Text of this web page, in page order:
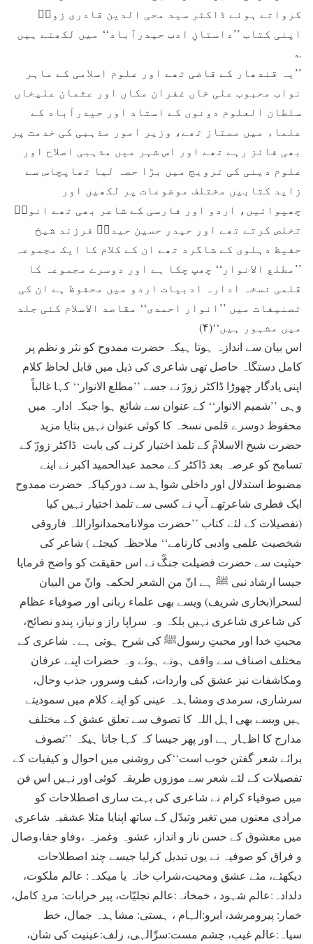
کرواتے ہوئے ڈاکٹر سید محی الدین قادری زورؔ
اپنی کتاب ’’داستانِ ادب حیدرآباد‘‘ میں لکھتے ہیں
؎
’’یہ قندھار کے قاضی تھے اور علوم اسلامی کے ماہر
نواب محبوب علی خاں غفران مکاں اور عثمان علیخاں
سلطان العلوم دونوں کے استاد اور حیدرآباد کے
علماء میں ممتاز تھے، وزیر امور مذہبی کی خدمت پر
بھی فائز رہے تھے اور اس شہر میں مذہبی اصلاح اور
علوم دینی کی ترویج میں بڑا حصہ لیا تھاپچاس سے
زاید کتابیں مختلف موضوعات پر لکھیں اور
چھپوائیں، اردو اور فارسی کے شاعر بھی تھے انورؔ
تخلص کرتے تھے اور حیدر حسین حیدرؔ فرزند شیخ
حفیظ دہلوی کے شاگرد تھے ان کے کلام کا ایک مجموعہ
’’مطلع الانوار‘‘ چھپ چکا ہے اور دوسرے مجموعہ کا
قلمی نسخہ ادارہ ادبیات اردو میں محفوظ ہے ان کی
تصنیفات میں ’’انوار احمدی‘‘ مقاصد الاسلام کئی جلد
میں مشہور ہیں‘‘(۴)
اس بیان سے اندازہ ہوتا ہیکہ حضرت ممدوح کو نثر و نظم پر
کامل دستگاہ حاصل تھی شاعری کی ذیل میں قابل لحاظ کلام
اپنی یادگار چھوڑا ڈاکٹر زورؔ نے جسے ’’مطلع الانوار‘‘ کہا غالباً
وہی ’’شمیم الانوار‘‘ کے عنوان سے شائع ہوا جبکہ ادارہ میں
محفوظ دوسرے قلمی نسخہ کا کوئی عنوان نہیں بتایا مزید
حضرت شیخ الاسلامؒ کے تلمذ اختیار کرنے کی بابت ڈاکٹر زورؔ کے
تسامح کو عرصہ بعد ڈاکٹر کے محمد عبدالحمید اکبر نے اپنے
مضبوط استدلال اور داخلی شواہد سے دورکیاکہ حضرت ممدوح
ایک فطری شاعرتھے آپ نے کسی سے تلمذ اختیار نہیں کیا
(تفصیلات کے لئے کتاب ’’حضرت مولانامحمدانواراللہ فاروقی
شخصیت علمی وادبی کارنامے‘‘ ملاحظہ کیجئے ) شاعر کی
حیثیت سے حضرت فضیلت جنگؒ نے اس حقیقت کو واضح فرمایا
جیسا ارشاد نبی ﷺ ہے انّ من الشعر لحکمۃ وانّ من البیان
لسحرا(بخاری شریف) ویسے بھی علماء ربانی اور صوفیاء عظام
کی شاعری شاعری نہیں بلکہ وہ سراپا راز و نیاز، پندو نصائح،
محبتِ خدا اور محبتِ رسولﷺ کی شرح ہوتی ہے۔ شاعری کے
مختلف اصناف سے واقف ہوتے ہوئے وہ حضرات اپنے عرفان
ومکاشفات نیز عشق کی واردات، کیف وسرور، جذب وحال،
سرشاری، سرمدی ومشاہدہ عینی کو اپنے کلام میں سمودیتے
ہیں ویسے بھی اہل اللہ کا تصوف سے تعلق عشق کے مختلف
مدارج کا اظہار ہے اور پھر جیسا کہ کہا جاتا ہیکہ ’’تصوف
برائے شعر گفتن خوب است‘‘کی روشنی میں احوال و کیفیات کے
تفصیلات کے لئے شعر سے موزوں طریقہ کوئی اور نہیں اس فن
میں صوفیاء کرام نے شاعری کی بہت ساری اصطلاحات کو
مرادی معنوں میں تغیر وتبدّل کے ساتھ اپنایا مثلا عشقیہ شاعری
میں معشوق کے حسن ناز و انداز، عشوہ وغمزہ ،وفاو جفا،وصال
و فراق کو صوفیہ نے یوں تبدیل کرلیا جیسے چند اصطلاحات
دیکھئے، مئے عشق ومحبت،شراب خانہ یا میکدہ: عالم ملکوت،
دلدادہ:عالم شہود ، خمخانہ:عالم تجلیّات، پیر خرابات: مردِ کامل،
خمار: پیرومرشد، ابرو:الہام ، ہستی: مشاہدہ جمال، خط
سیاہ:عالم غیب، چشم مست:سرِّالہی، زلف:عینیت کی شان،